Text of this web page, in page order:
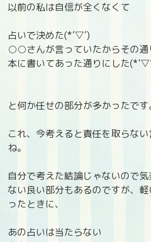
以前の私は自信が全くなくて
占いで決めた(*’▽’)
○○さんが言っていたからその通
本に書いてあった通りにした
と何か任せの部分が多かったです
これ、今考えると責任を取らな
ね。
自分で考えた結論じゃないので
ない良い部分もあるのですが、
ったときに、
あの占いは当たらない